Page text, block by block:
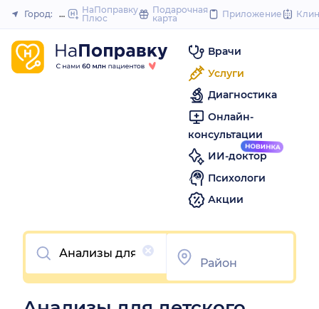
to
Закрыть
Город: Новороссийск
НаПоправку
Плюс
Подарочная
карта
Приложение
Врачи
Услуги
Диагностика
Онлайн-
консультации
ИИ-доктор
Психологи
Акции
Очистить